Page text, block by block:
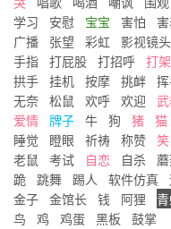
学习
安慰 宝宝 害怕
广播
张望 彩虹 影视镜头
手指 打屁股 打招呼 打架
拱手 挂机 按摩 挑衅
无奈 松鼠 欢呼 欢迎
爱情 牌子 牛 狗 猪 猫
睡觉
瞪眼 祈祷 称赞 笑
老鼠
考试 自恋 自杀
跪
跳舞 踢人 软件仿真
金子 金馆长 钱 阿狸
鸟
鸡 鸡蛋 黑板 鼓掌